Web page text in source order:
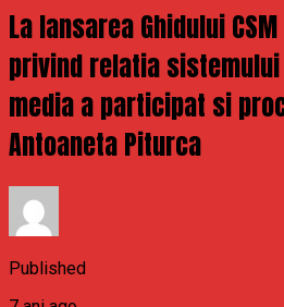
La lansarea Ghidului
privind relatia
media a participat si
Antoaneta Piturca
Published